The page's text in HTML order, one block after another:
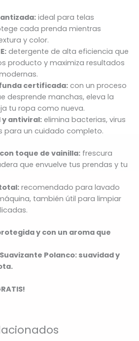
ideal para telas
cada prenda mientras
y color.
detergente de alta eficiencia que
producto y maximiza resultados
certificada:con un proceso
desprende manchas, eleva la
tu ropa como nueva.
antiviral:elimina bacterias, virus
para un cuidado completo.
toque de vainilla:frescura
que envuelve tus prendas y tu
recomendado para lavado
también útil para limpiar
y con un aroma que
Polanco: suavidad y